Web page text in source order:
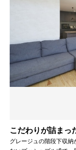
こだわりが詰まっ
グレージュの階段下収